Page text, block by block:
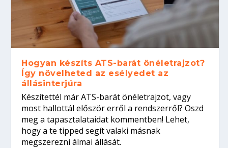
Hogyan készíts ATS-barát önéletrajzot?
Így növelheted az esélyedet az
állásinterjúra
Készítettél már ATS-barát önéletrajzot, vagy
most hallottál először erről a rendszerről? Oszd
meg a tapasztalataidat kommentben! Lehet,
hogy a te tipped segít valaki másnak
megszerezni álmai állását.